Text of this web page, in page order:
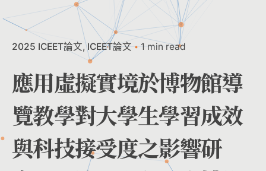
2025 ICEET論文 ICEET論文 1 min read
應用虛擬實境於博物館導
覽教學對大學生學習成效
與科技接受度之影響研